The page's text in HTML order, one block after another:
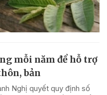
mỗi năm để hỗ trợ
bản
Nghị quyết quy định số